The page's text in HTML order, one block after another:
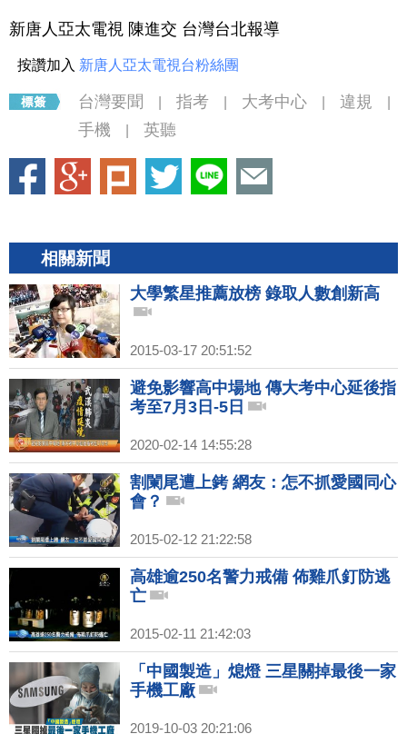
新唐人亞太電視 陳進交 台灣台北報導
按讚加入 新唐人亞太電視台粉絲團
台灣要聞 指考 大考中心 違規
手機 英聽
相關新聞
大學繁星推薦放榜 錄取人數創新高
2015-03-17 20:51:52
避免影響高中場地 傳大考中心延後指
考至7月3日-5日
2020-02-14 14:55:28
割闌尾遭上銬 網友：怎不抓愛國同心
會？
2015-02-12 21:22:58
高雄逾250名警力戒備 佈雞爪釘防逃
亡
2015-02-11 21:42:03
「中國製造」熄燈 三星關掉最後一家
手機工廠
2019-10-03 20:21:06